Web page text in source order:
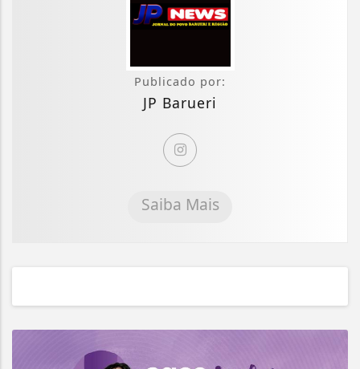
Publicado por:
JP Barueri
Saiba Mais